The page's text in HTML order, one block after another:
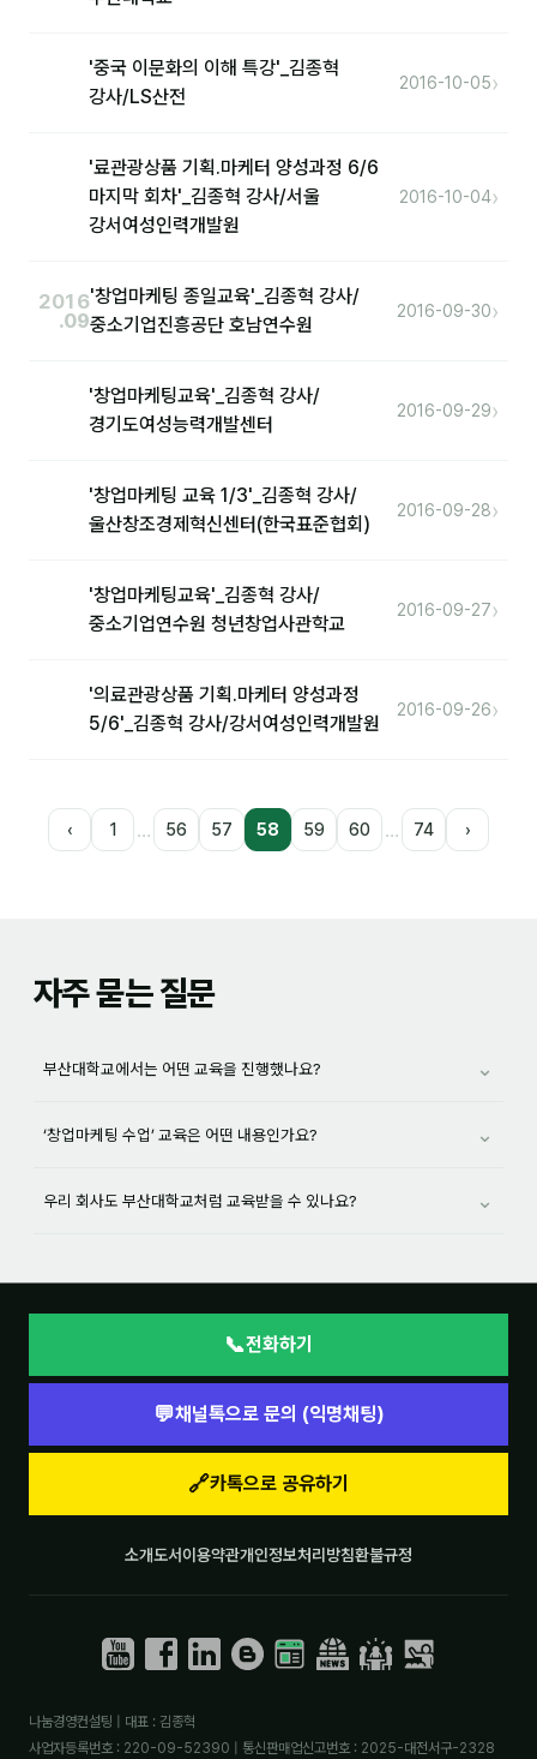
자주 묻는 질문
'중국 이문화의 이해 특강'_김종혁
강사/LS산전
2016-10-05›
'료관광상품 기획.마케터 양성과정 6/6
마지막 회차'_김종혁 강사/서울
강서여성인력개발원
2016-10-04›
2016
.09
'창업마케팅 종일교육'_김종혁 강사/
중소기업진흥공단 호남연수원
2016-09-30›
'창업마케팅교육'_김종혁 강사/
경기도여성능력개발센터
2016-09-29›
'창업마케팅 교육 1/3'_김종혁 강사/
울산창조경제혁신센터(한국표준협회)
2016-09-28›
'창업마케팅교육'_김종혁 강사/
중소기업연수원 청년창업사관학교
2016-09-27›
'의료관광상품 기획.마케터 양성과정
5/6'_김종혁 강사/강서여성인력개발원
2016-09-26›
‹ 1 … 56 57 58 59 60 … 74 ›
자주 묻는 질문
부산대학교에서는 어떤 교육을 진행했나요? ⌄
‘창업마케팅 수업’ 교육은 어떤 내용인가요? ⌄
우리 회사도 부산대학교처럼 교육받을 수 있나요? ⌄
📞전화하기
💬채널톡으로 문의 (익명채팅)
🔗카톡으로 공유하기
소개도서이용약관개인정보처리방침환불규정
나눔경영컨설팅 | 대표 : 김종혁
사업자등록번호 : 220-09-52390 | 통신판매업신고번호 : 2025-대전서구-2328